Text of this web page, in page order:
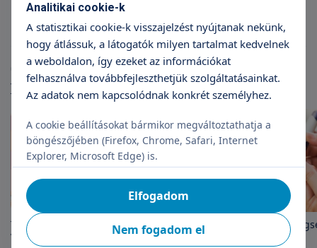
Cikkek
További cikkek
Terhességi cukorbetegség: a
várandósok 7-8%-a érintett
A diabétesz
rizikóelemzés
Analitikai cookie-k
A statisztikai cookie-k visszajelzést nyújtanak nekünk,
hogy átlássuk, a látogatók milyen tartalmat kedvelnek
a weboldalon, így ezeket az információkat
felhasználva továbbfejleszthetjük szolgáltatásainkat.
Az adatok nem kapcsolódnak konkrét személyhez.
A cookie beállításokat bármikor megváltoztathatja a
böngészőjében (Firefox, Chrome, Safari, Internet
Explorer, Microsoft Edge) is.
Nem fogadom el
Elfogadom